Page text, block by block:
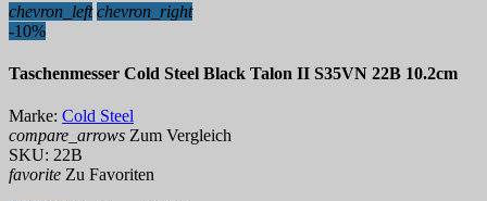
chevron_left chevron_right
-10%
Taschenmesser Cold Steel Black Talon II S35VN 22B 10.2cm
Marke: Cold Steel
compare_arrows Zum Vergleich
SKU: 22B
favorite Zu Favoriten